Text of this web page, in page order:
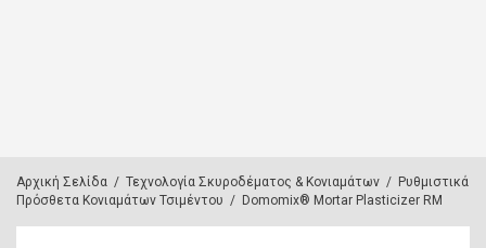
Αρχική Σελίδα / Τεχνολογία Σκυροδέματος & Κονιαμάτων / Ρυθμιστικά
Πρόσθετα Κονιαμάτων Τσιμέντου / Domomix® Mortar Plasticizer RM